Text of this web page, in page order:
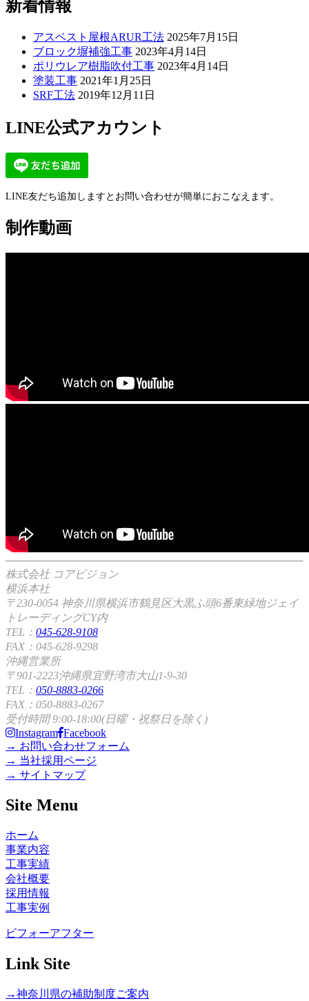
新着情報
アスベスト屋根ARUR工法 2025年7月15日
ブロック塀補強工事 2023年4月14日
ポリウレア樹脂吹付工事 2023年4月14日
塗装工事 2021年1月25日
SRF工法 2019年12月11日
LINE公式アカウント
LINE友だち追加しますとお問い合わせが簡単におこなえます。
制作動画
株式会社 コアビジョン
横浜本社
〒230-0054 神奈川県横浜市鶴見区大黒ふ頭6番東緑地ジェイ
トレーディングCY内
TEL： 045-628-9108
FAX：045-628-9298
沖縄営業所
〒901-2223沖縄県宜野湾市大山1-9-30
TEL： 050-8883-0266
FAX：050-8883-0267
受付時間 9:00-18:00(日曜・祝祭日を除く)
Instagram Facebook
→ お問い合わせフォーム
→ 当社採用ページ
→ サイトマップ
Site Menu
ホーム
事業内容
工事実績
会社概要
採用情報
工事実例
ビフォーアフター
Link Site
→神奈川県の補助制度ご案内